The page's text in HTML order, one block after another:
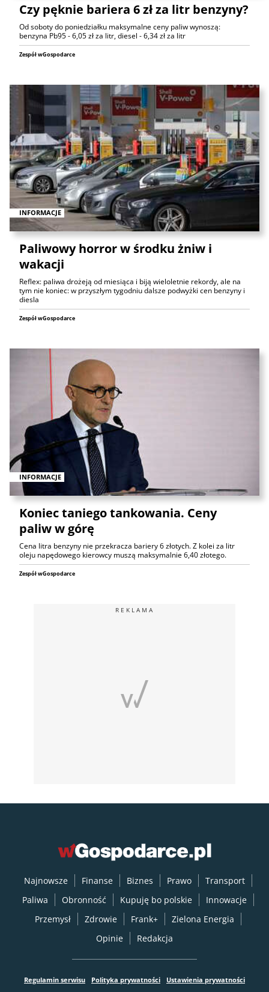
Czy pęknie bariera 6 zł za litr benzyny?
Od soboty do poniedziałku maksymalne ceny paliw wynoszą:
benzyna Pb95 - 6,05 zł za litr, diesel - 6,34 zł za litr
Zespół wGospodarce
INFORMACJE
Paliwowy horror w środku żniw i
wakacji
Reflex: paliwa drożeją od miesiąca i biją wieloletnie rekordy, ale na
tym nie koniec: w przyszłym tygodniu dalsze podwyżki cen benzyny i
diesla
Zespół wGospodarce
INFORMACJE
Koniec taniego tankowania. Ceny
paliw w górę
Cena litra benzyny nie przekracza bariery 6 złotych. Z kolei za litr
oleju napędowego kierowcy muszą maksymalnie 6,40 złotego.
Zespół wGospodarce
REKLAMA
Najnowsze Finanse Biznes Prawo
Transport
Paliwa
Obronność Kupuję bo polskie
Innowacje
Przemysł
Zdrowie Frank+
Zielona Energia
Opinie
Redakcja
Regulamin serwisu Polityka prywatności Ustawienia prywatności